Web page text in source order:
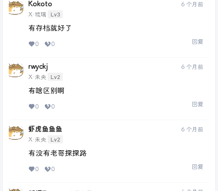
Kokoto
X·琉璃 Lv3
6 个月前
有存档就好了
0 0 回复
rwyckj
X·未央 Lv2
6 个月前
有啥区别啊
0 0 回复
虾虎鱼鱼鱼
X·未央 Lv2
6 个月前
有没有老哥探探路
0 0 回复